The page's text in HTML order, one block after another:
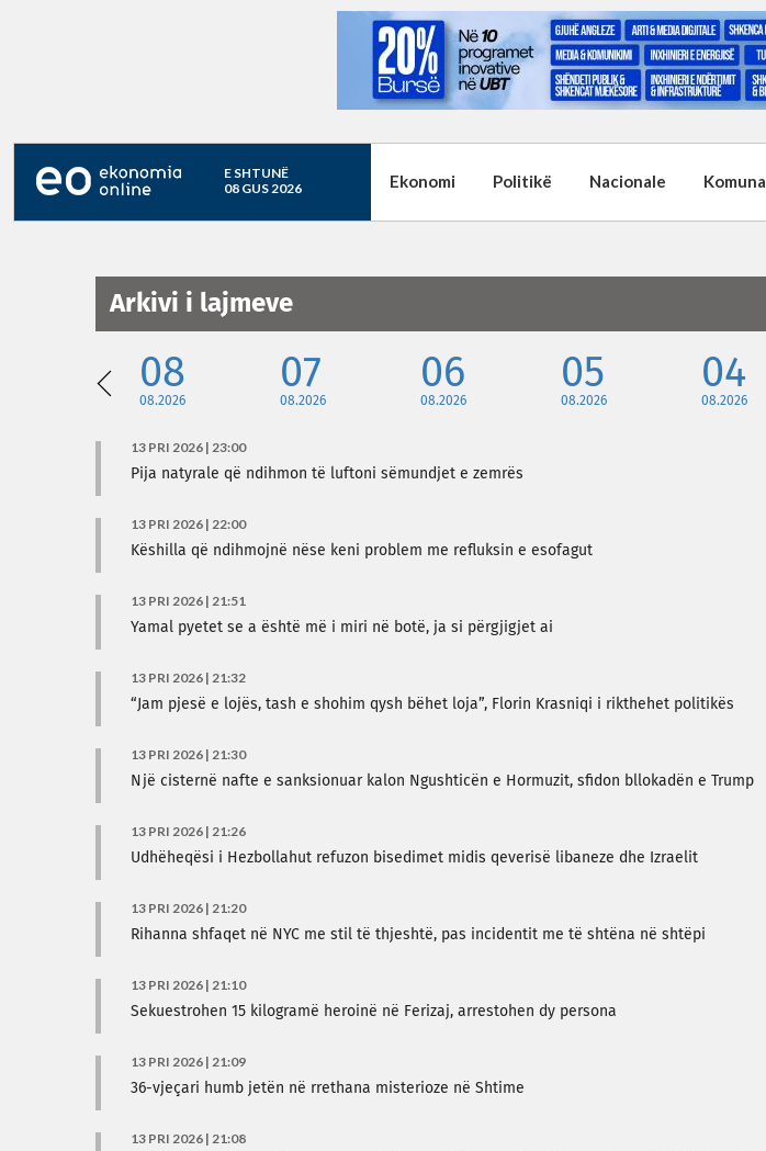
E SHTUNË
08 GUS 2026
Ekonomi Politikë Nacionale Komuna
Arkivi i lajmeve
08
08.2026
07
08.2026
06
08.2026
05
08.2026
04
08.2026
13 PRI 2026 | 23:00
Pija natyrale që ndihmon të luftoni sëmundjet e zemrës
13 PRI 2026 | 22:00
Këshilla që ndihmojnë nëse keni problem me refluksin e esofagut
13 PRI 2026 | 21:51
Yamal pyetet se a është më i miri në botë, ja si përgjigjet ai
13 PRI 2026 | 21:32
“Jam pjesë e lojës, tash e shohim qysh bëhet loja”, Florin Krasniqi i rikthehet politikës
13 PRI 2026 | 21:30
Një cisternë nafte e sanksionuar kalon Ngushticën e Hormuzit, sfidon bllokadën e Trump
13 PRI 2026 | 21:26
Udhëheqësi i Hezbollahut refuzon bisedimet midis qeverisë libaneze dhe Izraelit
13 PRI 2026 | 21:20
Rihanna shfaqet në NYC me stil të thjeshtë, pas incidentit me të shtëna në shtëpi
13 PRI 2026 | 21:10
Sekuestrohen 15 kilogramë heroinë në Ferizaj, arrestohen dy persona
13 PRI 2026 | 21:09
36-vjeçari humb jetën në rrethana misterioze në Shtime
13 PRI 2026 | 21:08